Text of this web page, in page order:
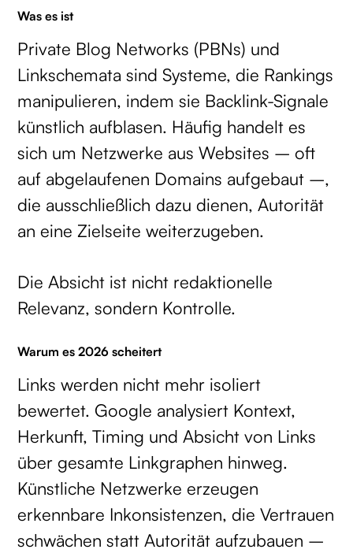
Was es ist
Private Blog Networks (PBNs) und
Linkschemata sind Systeme, die Rankings
manipulieren, indem sie Backlink-Signale
künstlich aufblasen. Häufig handelt es
sich um Netzwerke aus Websites – oft
auf abgelaufenen Domains aufgebaut –,
die ausschließlich dazu dienen, Autorität
an eine Zielseite weiterzugeben.
Die Absicht ist nicht redaktionelle
Relevanz, sondern Kontrolle.
Warum es 2026 scheitert
Links werden nicht mehr isoliert
bewertet. Google analysiert Kontext,
Herkunft, Timing und Absicht von Links
über gesamte Linkgraphen hinweg.
Künstliche Netzwerke erzeugen
erkennbare Inkonsistenzen, die Vertrauen
schwächen statt Autorität aufzubauen –